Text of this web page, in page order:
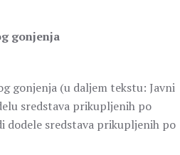
gonjenja
gonjenja (u daljem tekstu: Javni
sredstava prikupljenih po
dodele sredstava prikupljenih po